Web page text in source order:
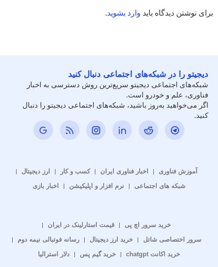
برای نوشتن دیدگاه باید وارد بشوید.
دیجیتو را در شبکه‌های اجتماعی دنبال کنید
شبکه‌های اجتماعی دیجیتو سریع‌ترین روش دسترسی به اخبار
فناوری، علم و خودرو است.
اگر می‌خواهید به‌روز باشید، شبکه‌های اجتماعی دیجیتو را دنبال
کنید.
آموزش فناوری اخبار فناوری ایران کسب و کار
ارز دیجیتال
شبکه های اجتماعی
نرم افزار و اپلیکیشن اخبار بازی
خرید سرور اچ پی
قیمت استارلینک در ایران
سرور اختصاصی شاتل
خرید ارز دیجیتال
رسانه فوتبالی نیمه دوم
خرید اکانت chatgpt
خرید گیم پس دلار استرالیا